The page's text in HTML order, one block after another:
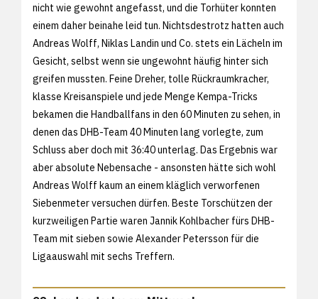
nicht wie gewohnt angefasst, und die Torhüter konnten
einem daher beinahe leid tun. Nichtsdestrotz hatten auch
Andreas Wolff, Niklas Landin und Co. stets ein Lächeln im
Gesicht, selbst wenn sie ungewohnt häufig hinter sich
greifen mussten. Feine Dreher, tolle Rückraumkracher,
klasse Kreisanspiele und jede Menge Kempa-Tricks
bekamen die Handballfans in den 60 Minuten zu sehen, in
denen das DHB-Team 40 Minuten lang vorlegte, zum
Schluss aber doch mit 36:40 unterlag. Das Ergebnis war
aber absolute Nebensache - ansonsten hätte sich wohl
Andreas Wolff kaum an einem kläglich verworfenen
Siebenmeter versuchen dürfen. Beste Torschützen der
kurzweiligen Partie waren Jannik Kohlbacher fürs DHB-
Team mit sieben sowie Alexander Petersson für die
Ligaauswahl mit sechs Treffern.